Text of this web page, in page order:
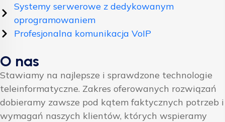
Systemy serwerowe z dedykowanym
oprogramowaniem
Profesjonalna komunikacja VoIP
O nas
Stawiamy na najlepsze i sprawdzone technologie
teleinformatyczne. Zakres oferowanych rozwiązań
dobieramy zawsze pod kątem faktycznych potrzeb i
wymagań naszych klientów, których wspieramy